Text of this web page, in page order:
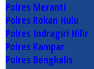
Polres Meranti
Polres Rokan Hulu
Polres Indragiri Hilir
Polres Kampar
Polres Bengkalis